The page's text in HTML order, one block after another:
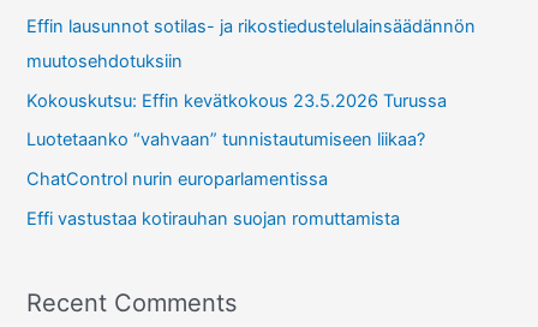
h
f
o
r
:
Effin lausunnot sotilas- ja rikostiedustelulainsäädännön
muutosehdotuksiin
Kokouskutsu: Effin kevätkokous 23.5.2026 Turussa
Luotetaanko “vahvaan” tunnistautumiseen liikaa?
ChatControl nurin europarlamentissa
Effi vastustaa kotirauhan suojan romuttamista
Recent Comments